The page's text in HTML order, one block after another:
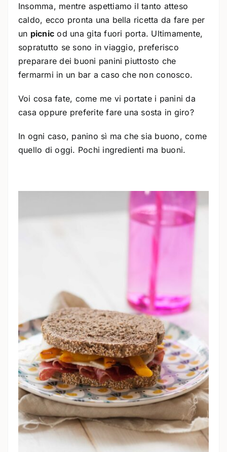
Insomma, mentre aspettiamo il tanto atteso
caldo, ecco pronta una bella ricetta da fare per
un picnic od una gita fuori porta. Ultimamente,
sopratutto se sono in viaggio, preferisco
preparare dei buoni panini piuttosto che
fermarmi in un bar a caso che non conosco.
Voi cosa fate, come me vi portate i panini da
casa oppure preferite fare una sosta in giro?
In ogni caso, panino sì ma che sia buono, come
quello di oggi. Pochi ingredienti ma buoni.